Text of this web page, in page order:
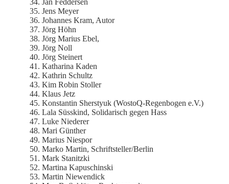
Jan Feddersen
Jens Meyer
Johannes Kram, Autor
Jörg Höhn
Jörg Marius Ebel,
Jörg Noll
Jörg Steinert
Katharina Kaden
Kathrin Schultz
Kim Robin Stoller
Klaus Jetz
Konstantin Sherstyuk (WostoQ-Regenbogen e.V.)
Lala Süsskind, Solidarisch gegen Hass
Luke Niederer
Mari Günther
Marius Niespor
Marko Martin, Schriftsteller/Berlin
Mark Stanitzki
Martina Kapuschinski
Martin Niewendick